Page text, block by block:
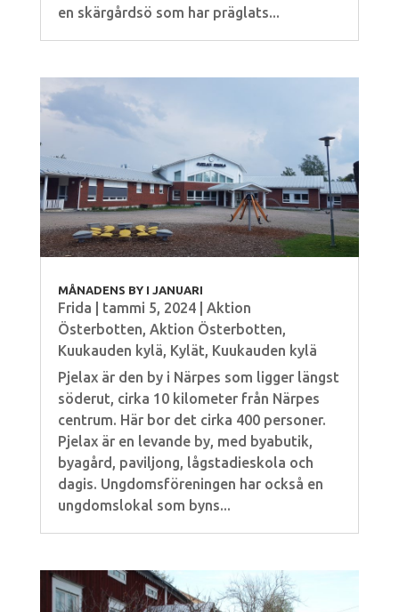
en skärgårdsö som har präglats...
MÅNADENS BY I JANUARI
Frida tammi 5, 2024| Aktion
Österbotten Aktion Österbotten
Kuukauden kylä Kylät Kuukauden kylä
Pjelax är den by i Närpes som ligger längst
söderut, cirka 10 kilometer från Närpes
centrum. Här bor det cirka 400 personer.
Pjelax är en levande by, med byabutik,
byagård, paviljong, lågstadieskola och
dagis. Ungdomsföreningen har också en
ungdomslokal som byns...